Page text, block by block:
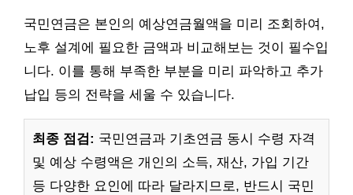
국민연금은 본인의 예상연금월액을 미리 조회하여,
노후 설계에 필요한 금액과 비교해보는 것이 필수입
니다. 이를 통해 부족한 부분을 미리 파악하고 추가
납입 등의 전략을 세울 수 있습니다.
최종 점검: 국민연금과 기초연금 동시 수령 자격
및 예상 수령액은 개인의 소득, 재산, 가입 기간
등 다양한 요인에 따라 달라지므로, 반드시 국민